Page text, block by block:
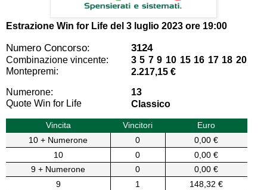
Estrazione Win for Life del 3 luglio 2023 ore 19:00
Numero Concorso: 3124
Combinazione vincente:
3 5 7 9 10 15 16 17 18 20
Montepremi:
2.217,15 €
Numerone:
13
Quote Win for Life
Classico
Vincita Vincitori
Euro
10 + Numerone
0
0,00 €
10
0
0,00 €
9 + Numerone
0
0,00 €
9
1
148,32 €